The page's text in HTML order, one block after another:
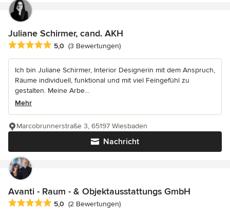
Juliane Schirmer, cand. AKH
Durchschnittliche Bewertung: 5 von 5 Sternen
5,0 (3 Bewertungen)
Ich bin Juliane Schirmer, Interior Designerin mit dem Anspruch,
Räume individuell, funktional und mit viel Feingefühl zu
gestalten. Meine Arbe...
Mehr
Nachricht
Marcobrunnerstraße 3, 65197 Wiesbaden
Avanti - Raum - & Objektausstattungs GmbH
Durchschnittliche Bewertung: 5 von 5 Sternen
5,0 (2 Bewertungen)